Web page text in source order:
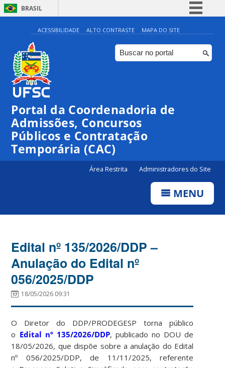
BRASIL
Simplifique!
Comunica BR
Participe
Canais
ACESSIBILIDADE ALTO CONTRASTE MAPA DO SITE
Portal da Coordenadoria de
Admissões, Concursos
Públicos e Contratação
Temporária (CAC)
Área Restrita Administradores do Site
MENU
Edital nº 135/2026/DDP –
Anulação do Edital nº
056/2025/DDP
18/05/2026 09:31
O Diretor do DDP/PRODEGESP torna público
o Edital nº 135/2026/DDP, publicado no DOU de
18/05/2026, que dispõe sobre a anulação do Edital
nº 056/2025/DDP, de 11/11/2025, referente